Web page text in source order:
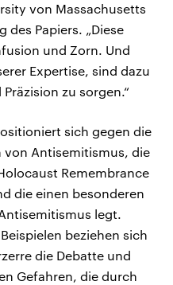
von Massachusetts
des Papiers. „Diese
und Zorn. Und
Expertise, sind dazu
zu sorgen.“
sich gegen die
von Antisemitismus, die
Remembrance
die einen besonderen
legt.
beziehen sich
die Debatte und
Gefahren, die durch